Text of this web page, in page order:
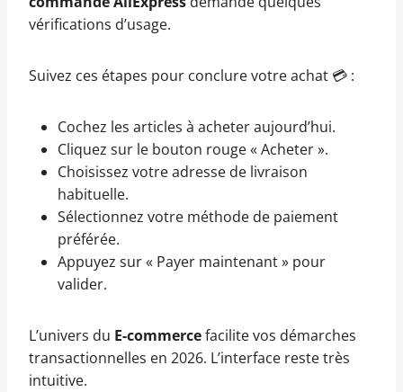
vérifications d’usage.
Suivez ces étapes pour conclure votre achat 💳 :
Cochez les articles à acheter aujourd’hui.
Cliquez sur le bouton rouge « Acheter ».
Choisissez votre adresse de livraison
habituelle.
Sélectionnez votre méthode de paiement
préférée.
Appuyez sur « Payer maintenant » pour
valider.
L’univers du E-commercefacilite vos démarches
transactionnelles en 2026. L’interface reste très
intuitive.